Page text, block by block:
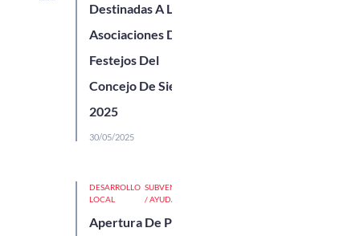
Destinadas A Las
Asociaciones De
Festejos Del
Concejo De Siero
2025
30/05/2025
DESARROLLO
LOCAL
SUBVENCIONES
/ AYUDAS
Apertura De Plazo